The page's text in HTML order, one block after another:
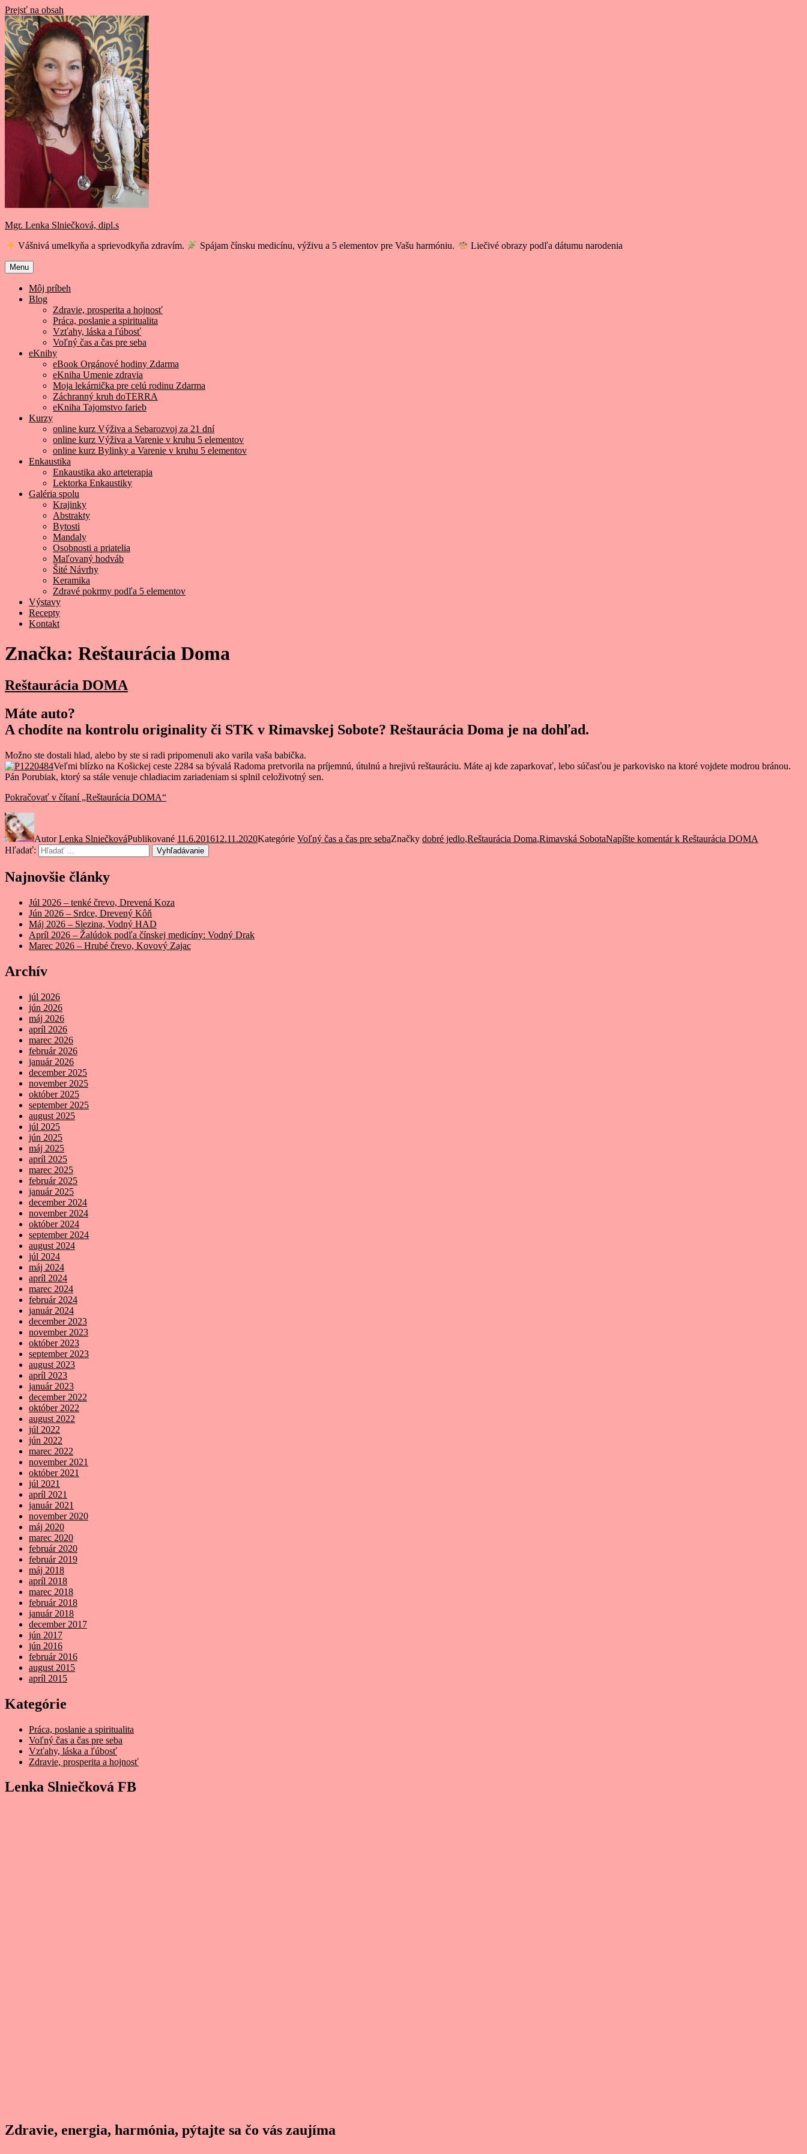
Prejsť na obsah
Mgr. Lenka Slniečková, dipl.s
Vášnivá umelkyňa a sprievodkyňa zdravím. Spájam čínsku medicínu, výživu a 5 elementov pre Vašu harmóniu. Liečivé obrazy podľa dátumu narodenia
Menu
Môj príbeh
Blog
Zdravie, prosperita a hojnosť
Práca, poslanie a spiritualita
Vzťahy, láska a ľúbosť
Voľný čas a čas pre seba
eKnihy
eBook Orgánové hodiny Zdarma
eKniha Umenie zdravia
Moja lekárnička pre celú rodinu Zdarma
Záchranný kruh doTERRA
eKniha Tajomstvo farieb
Kurzy
online kurz Výživa a Sebarozvoj za 21 dní
online kurz Výživa a Varenie v kruhu 5 elementov
online kurz Bylinky a Varenie v kruhu 5 elementov
Enkaustika
Enkaustika ako arteterapia
Lektorka Enkaustiky
Galéria spolu
Krajinky
Abstrakty
Bytosti
Mandaly
Osobnosti a priatelia
Maľovaný hodváb
Šité Návrhy
Keramika
Zdravé pokrmy podľa 5 elementov
Výstavy
Recepty
Kontakt
Značka: Reštaurácia Doma
Reštaurácia DOMA
Máte auto?
A chodíte na kontrolu originality či STK v Rimavskej Sobote? Reštaurácia Doma je na dohľad.
Možno ste dostali hlad, alebo by ste si radi pripomenuli ako varila vaša babička.
Veľmi blízko na Košickej ceste 2284 sa bývalá Radoma pretvorila na príjemnú, útulnú a hrejivú reštauráciu. Máte aj kde zaparkovať, lebo súčasťou je parkovisko na ktoré vojdete modrou bránou.
Pán Porubiak, ktorý sa stále venuje chladiacim zariadeniam si splnil celoživotný sen.
Pokračovať v čítaní„Reštaurácia DOMA“
AutorLenka SlniečkováPublikované 11.6.201612.11.2020Kategórie Voľný čas a čas pre sebaZnačky dobré jedlo,Reštaurácia Doma,Rimavská SobotaNapíšte komentárk Reštaurácia DOMA
Hľadať:
Vyhľadávanie
Najnovšie články
Júl 2026 – tenké črevo, Drevená Koza
Jún 2026 – Srdce, Drevený Kôň
Máj 2026 – Slezina, Vodný HAD
Apríl 2026 – Žalúdok podľa čínskej medicíny: Vodný Drak
Marec 2026 – Hrubé črevo, Kovový Zajac
Archív
júl 2026
jún 2026
máj 2026
apríl 2026
marec 2026
február 2026
január 2026
december 2025
november 2025
október 2025
september 2025
august 2025
júl 2025
jún 2025
máj 2025
apríl 2025
marec 2025
február 2025
január 2025
december 2024
november 2024
október 2024
september 2024
august 2024
júl 2024
máj 2024
apríl 2024
marec 2024
február 2024
január 2024
december 2023
november 2023
október 2023
september 2023
august 2023
apríl 2023
január 2023
december 2022
október 2022
august 2022
júl 2022
jún 2022
marec 2022
november 2021
október 2021
júl 2021
apríl 2021
január 2021
november 2020
máj 2020
marec 2020
február 2020
február 2019
máj 2018
apríl 2018
marec 2018
február 2018
január 2018
december 2017
jún 2017
jún 2016
február 2016
august 2015
apríl 2015
Kategórie
Práca, poslanie a spiritualita
Voľný čas a čas pre seba
Vzťahy, láska a ľúbosť
Zdravie, prosperita a hojnosť
Lenka Slniečková FB
Zdravie, energia, harmónia, pýtajte sa čo vás zaujíma